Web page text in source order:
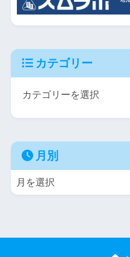
カテゴリー
月別